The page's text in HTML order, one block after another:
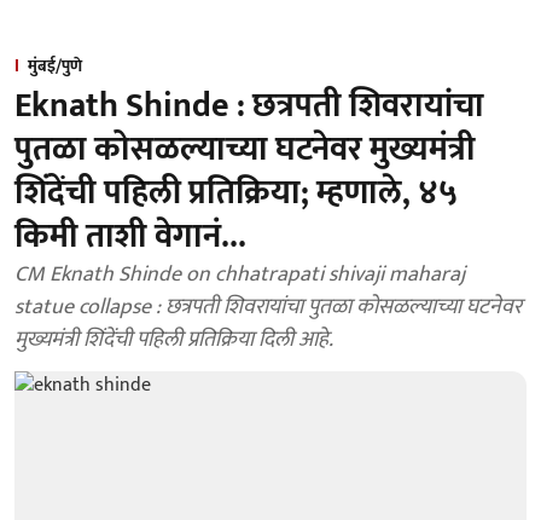
मुंबई/पुणे
Eknath Shinde : छत्रपती शिवरायांचा
पुतळा कोसळल्याच्या घटनेवर मुख्यमंत्री
शिंदेंची पहिली प्रतिक्रिया; म्हणाले, ४५
किमी ताशी वेगानं...
CM Eknath Shinde on chhatrapati shivaji maharaj
statue collapse : छत्रपती शिवरायांचा पुतळा कोसळल्याच्या घटनेवर
मुख्यमंत्री शिंदेंची पहिली प्रतिक्रिया दिली आहे.